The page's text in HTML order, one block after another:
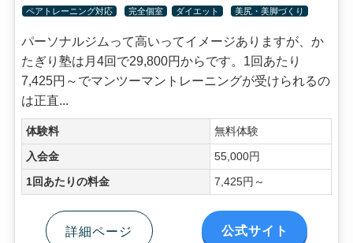
ペアトレーニング対応 完全個室 ダイエット 美尻・美脚づくり
パーソナルジムって高いってイメージありますが、か
たぎり塾は月4回で29,800円からです。1回あたり
7,425円～でマンツーマントレーニングが受けられるの
は正直...
体験料 無料体験
入会金 55,000円
1回あたりの料金 7,425円～
詳細ページ 公式サイト